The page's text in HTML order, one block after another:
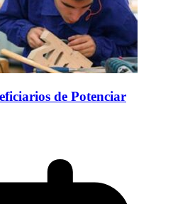
de Potenciar